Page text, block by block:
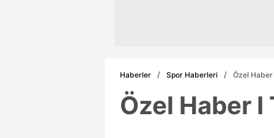
Haberler Spor Haberleri Özel Haber
Özel Haber I